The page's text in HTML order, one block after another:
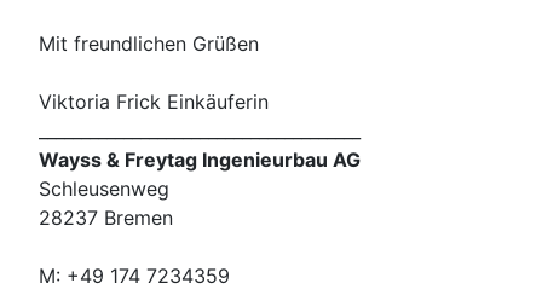
Mit freundlichen Grüßen
Viktoria Frick Einkäuferin
Wayss & Freytag Ingenieurbau AG
Schleusenweg
28237 Bremen
M: +49 174 7234359